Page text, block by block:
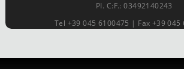
PI. C:F.: 03492140243
Tel +39 045 6100475 | Fax +39 045